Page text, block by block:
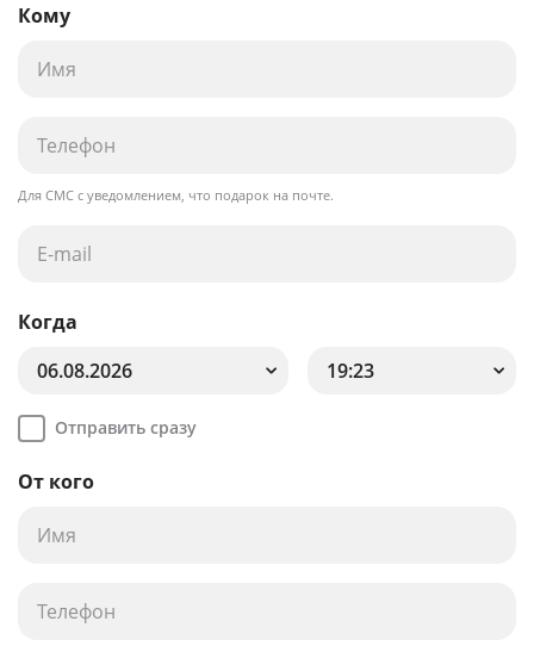
Кому
Для СМС с уведомлением, что подарок на почте.
Когда
06.08.2026
19:23
Отправить сразу
От кого